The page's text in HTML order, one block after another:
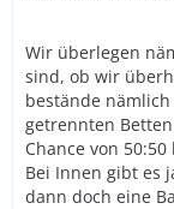
Wir überlegen
sind, ob wir
bestände
getrennten
Chance von
Bei Innen gibt es
dann doch eine